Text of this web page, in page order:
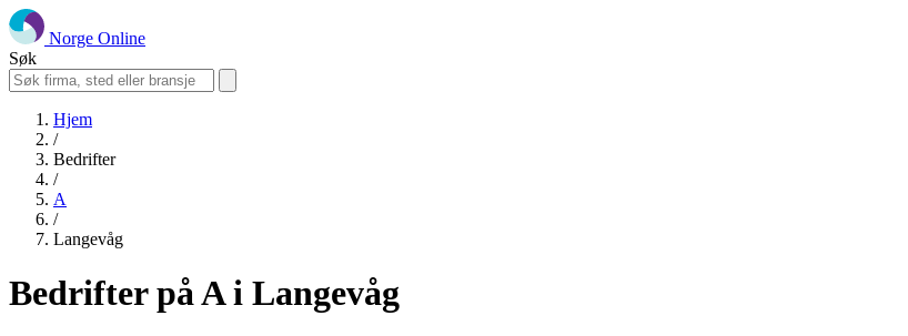
Norge Online
Søk
Hjem
/
Bedrifter
/
A
/
Langevåg
Bedrifter på A i Langevåg